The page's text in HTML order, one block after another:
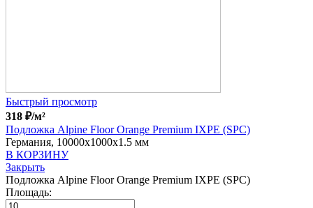
Быстрый просмотр
318 ₽/м²
Подложка Alpine Floor Orange Premium IXPE (SPC)
Германия, 10000x1000x1.5 мм
В КОРЗИНУ
Закрыть
Подложка Alpine Floor Orange Premium IXPE (SPC)
Площадь: